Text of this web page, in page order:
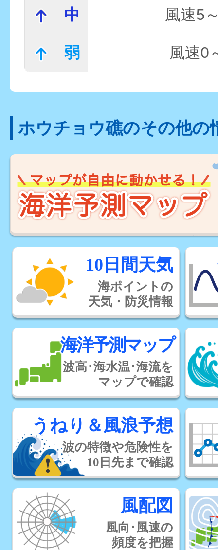
中 風速5
弱 風速0
ホウチョウ礁のその他の
10日間天気
海ポイントの
天気・防災情報
海洋予測マップ
波高･海水温･海流を
マップで確認
うねり＆風浪予想
波の特徴や危険性を
10日先まで確認
風配図
風向･風速の
頻度を把握